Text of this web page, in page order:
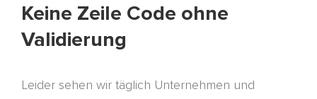
Keine Zeile Code ohne
Validierung
Leider sehen wir täglich Unternehmen und